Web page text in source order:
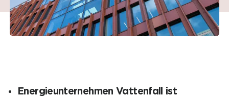
Energieunternehmen Vattenfall ist